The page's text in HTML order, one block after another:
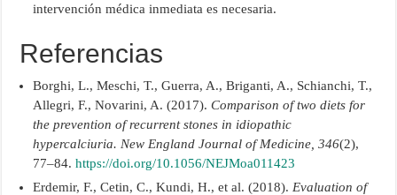
intervención médica inmediata es necesaria.
Referencias
Borghi, L., Meschi, T., Guerra, A., Briganti, A., Schianchi, T.,
Allegri, F., Novarini, A. (2017).Comparison of two diets for
the prevention of recurrent stones in idiopathic
hypercalciuria. New England Journal of Medicine, 346(2),
77–84.https://doi.org/10.1056/NEJMoa011423
Erdemir, F., Cetin, C., Kundi, H., et al. (2018). Evaluation of